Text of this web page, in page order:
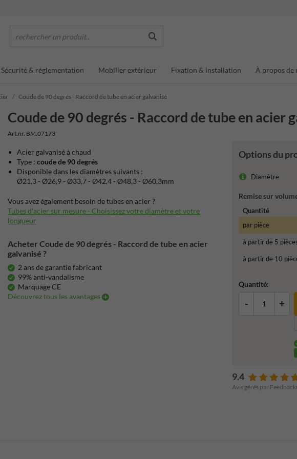
rechercher un produit...
Sécurité & réglementation Mobilier extérieur Fixation & installation À propos de
Coude de 90 degrés - Raccord de tube en acier galvanisé
Coude de 90 degrés - Raccord de tube en acier
Art.nr. BM.07173
Options du
Diamètre
Remise sur
Quantité
par pièce
à partir de 5
à partir de 10
Quantité:
- +
9.4
Avis gérés par
Acier galvanisé à chaud
Type :coude de 90 degrés
Disponible dans les diamètres suivants :
Ø21,3 - Ø26,9 - Ø33,7 - Ø42,4 - Ø48,3 - Ø60,3mm
Vous avez également besoin de tubes en acier ?
Tubes d'acier sur mesure - Choisissez votre diamètre et votre
longueur
Acheter Coude de 90 degrés - Raccord de tube en acier
galvanisé ?
2 ans de garantie fabricant
99% anti-vandalisme
Marquage CE
Découvrez tous les avantages